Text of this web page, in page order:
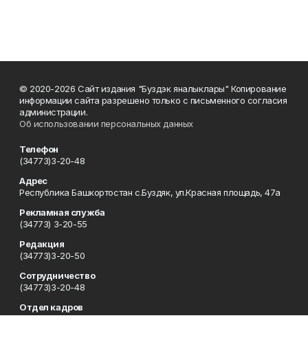
© 2020-2026 Сайт издания "Буздэк яналыклары" Копирование
информации сайта разрешено только с письменного согласия
администрации.
Об использовании персональных данных
Телефон
(34773)3-20-48
Адрес
Республика Башкортостан с.Буздяк, ул.Красная площадь, 47а
Рекламная служба
(34773) 3-20-55
Редакция
(34773)3-20-50
Сотрудничество
(34773)3-20-48
Отдел кадров
(34773) 3-20-55